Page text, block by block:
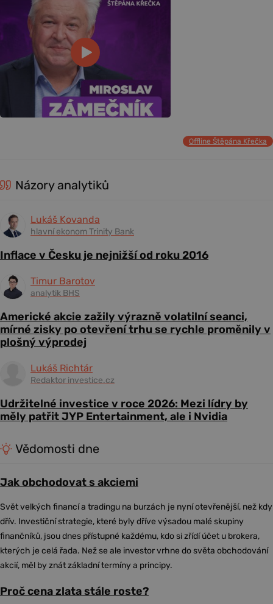
Offline Štěpána Křečka
Názory analytiků
Lukáš Kovanda
hlavní ekonom Trinity Bank
Inflace v Česku je nejnižší od roku 2016
Timur Barotov
analytik BHS
Americké akcie zažily výrazně volatilní seanci,
mírné zisky po otevření trhu se rychle proměnily v
plošný výprodej
Lukáš Richtár
Redaktor investice.cz
Udržitelné investice v roce 2026: Mezi lídry by
měly patřit JYP Entertainment, ale i Nvidia
Vědomosti dne
Jak obchodovat s akciemi
Svět velkých financí a tradingu na burzách je nyní otevřenější, než kdy
dřív. Investiční strategie, které byly dříve výsadou malé skupiny
finančníků, jsou dnes přístupné každému, kdo si zřídí účet u brokera,
kterých je celá řada. Než se ale investor vrhne do světa obchodování
akcií, měl by znát základní termíny a principy.
Proč cena zlata stále roste?